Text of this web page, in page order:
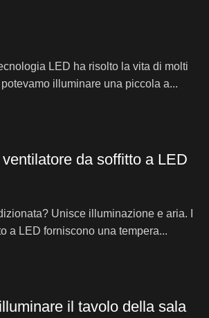
LED ha risolto la vita di molti
illuminare una piccola a...
da soffitto a LED
Unisce illuminazione e aria. I
a LED forniscono una tempera...
il tavolo della sala